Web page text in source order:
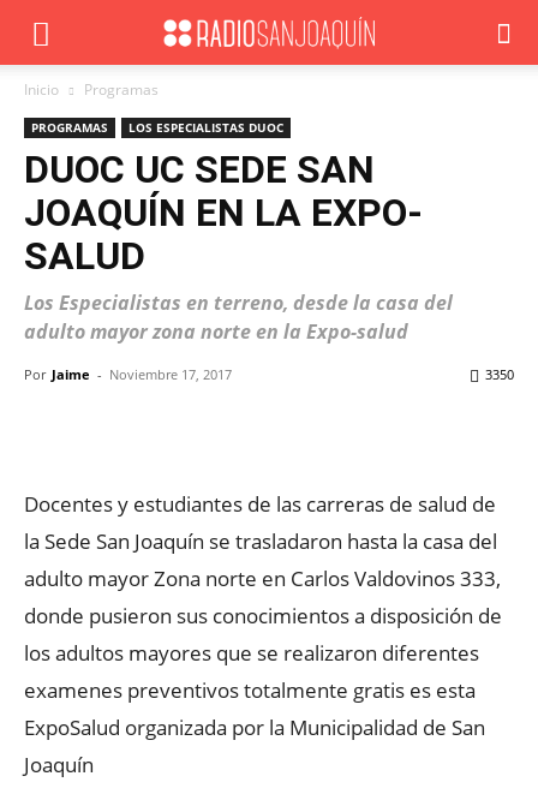
Inicio Programas
PROGRAMAS LOS ESPECIALISTAS DUOC
DUOC UC SEDE SAN
JOAQUÍN EN LA EXPO-
SALUD
Los Especialistas en terreno, desde la casa del
adulto mayor zona norte en la Expo-salud
Por Jaime - Noviembre 17, 2017 3350
Docentes y estudiantes de las carreras de salud de
la Sede San Joaquín se trasladaron hasta la casa del
adulto mayor Zona norte en Carlos Valdovinos 333,
donde pusieron sus conocimientos a disposición de
los adultos mayores que se realizaron diferentes
examenes preventivos totalmente gratis es esta
ExpoSalud organizada por la Municipalidad de San
Joaquín